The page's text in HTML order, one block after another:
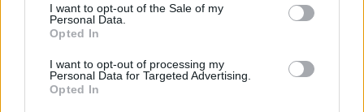
I want to opt-out of the Sale of my
Personal Data.
Opted In
I want to opt-out of processing my
Personal Data for Targeted Advertising.
Opted In
Konflikt to tak naprawdę, zaraz obok
nieszczęśliwej miłości, główny temat
Romea i
Julii.Warto zwrócić uwagę, że w którymś